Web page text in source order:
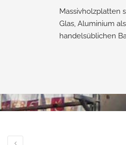
Massivholzplatten
Glas, Aluminium
handelsüblichen